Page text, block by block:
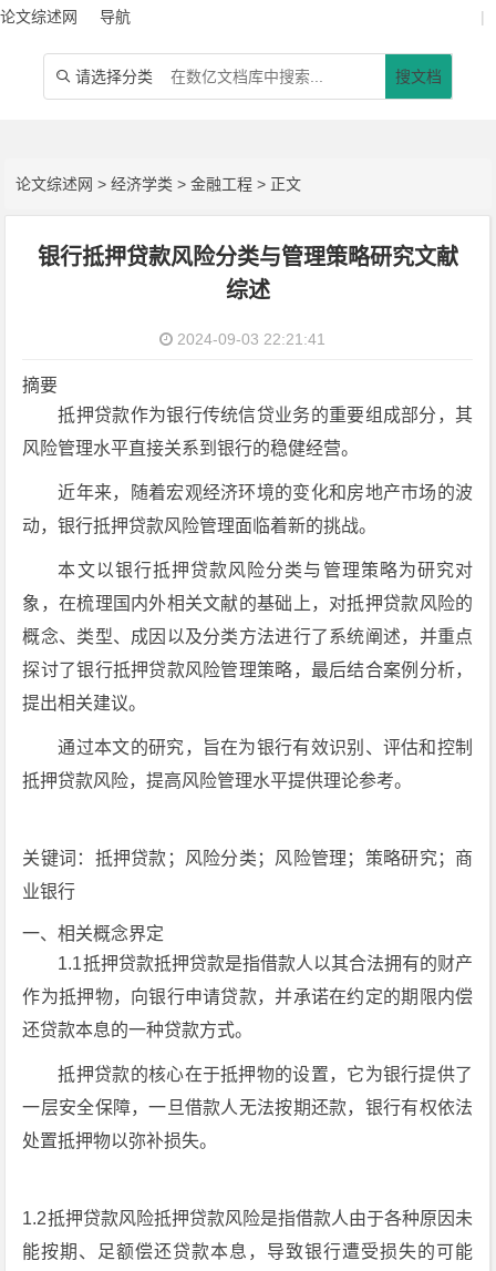
论文综述网 导航 |
 请选择分类 搜文档
论文综述网 >经济学类 >金融工程 > 正文
银行抵押贷款风险分类与管理策略研究文献
综述
2024-09-03 22:21:41
摘要
抵押贷款作为银行传统信贷业务的重要组成部分，其
风险管理水平直接关系到银行的稳健经营。
近年来，随着宏观经济环境的变化和房地产市场的波
动，银行抵押贷款风险管理面临着新的挑战。
本文以银行抵押贷款风险分类与管理策略为研究对
象，在梳理国内外相关文献的基础上，对抵押贷款风险的
概念、类型、成因以及分类方法进行了系统阐述，并重点
探讨了银行抵押贷款风险管理策略，最后结合案例分析，
提出相关建议。
通过本文的研究，旨在为银行有效识别、评估和控制
抵押贷款风险，提高风险管理水平提供理论参考。
关键词：抵押贷款；风险分类；风险管理；策略研究；商
业银行
一、相关概念界定
1.1抵押贷款抵押贷款是指借款人以其合法拥有的财产
作为抵押物，向银行申请贷款，并承诺在约定的期限内偿
还贷款本息的一种贷款方式。
抵押贷款的核心在于抵押物的设置，它为银行提供了
一层安全保障，一旦借款人无法按期还款，银行有权依法
处置抵押物以弥补损失。
1.2抵押贷款风险抵押贷款风险是指借款人由于各种原因未
能按期、足额偿还贷款本息，导致银行遭受损失的可能